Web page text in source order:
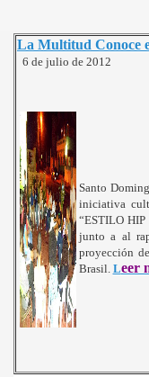
La Multitud Conoce
6 de julio de 2012
Santo
iniciativa
“ESTILO
junto a al
proyección
Brasil. Leer